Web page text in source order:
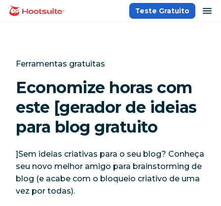
paraPágina inicial
Teste Gratuito
Ferramentas gratuitas
Economize horas com
este [gerador de ideias
para blog gratuito
]Sem ideias criativas para o seu blog? Conheça
seu novo melhor amigo para brainstorming de
blog (e acabe com o bloqueio criativo de uma
vez por todas).